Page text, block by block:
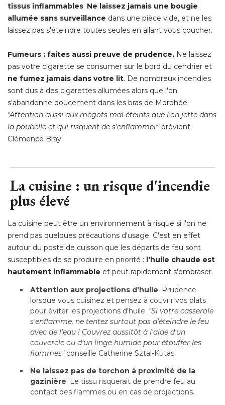
tissus inflammables. Ne laissez jamais une bougie
allumée sans surveillance dans une pièce vide, et ne les
laissez pas s'éteindre toutes seules en allant vous coucher.
Fumeurs : faites aussi preuve de prudence. Ne laissez
pas votre cigarette se consumer sur le bord du cendrier et
ne fumez jamais dans votre lit. De nombreux incendies
sont dus à des cigarettes allumées alors que l'on
s'abandonne doucement dans les bras de Morphée.
"Attention aussi aux mégots mal éteints que l'on jette dans
la poubelle et qui risquent de s'enflammer"prévient
Clémence Bray.
La cuisine : un risque d'incendie
plus élevé
La cuisine peut être un environnement à risque si l'on ne
prend pas quelques précautions d'usage. C'est en effet
autour du poste de cuisson que les départs de feu sont
susceptibles de se produire en priorité : l'huile chaude est
hautement inflammable et peut rapidement s'embraser.
Attention aux projections d'huile. Prudence
lorsque vous cuisinez et pensez à couvrir vos plats
pour éviter les projections d'huile. "Si votre casserole
s'enflamme, ne tentez surtout pas d'éteindre le feu
avec de l'eau ! Couvrez aussitôt à l'aide d'un
couvercle ou d'un linge humide pour étouffer les
flammes" conseille Catherine Sztal-Kutas.
Ne laissez pas de torchon à proximité de la
gazinière. Le tissu risquerait de prendre feu au
contact des flammes ou en cas de projections.